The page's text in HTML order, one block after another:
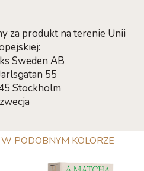
za produkt na terenie Unii
Sweden AB
55
Stockholm
PODOBNYM KOLORZE